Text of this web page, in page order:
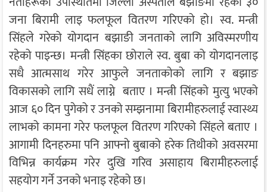
जना बिरामी लाइ फलफूल वितरण गरिएको हो। स्व. मन्त्री
सिंहले गरेको योगदान बझाङी जनताको लागि अविस्मरणीय
रहेको पाइन्छ। मन्त्री सिंहका छोराले स्व. बुबा को योगदानलाइ
सधै आत्मसाथ गरेर आफुले जनताकोको लागि र बझाङ
विकासको लागि सधैं लाग्ने बताए । मन्त्री सिंहको मुत्यु भएको
आज ६० दिन पुगेको र उनको सम्झनामा बिरामीहरुलाई स्वास्थ्य
लाभको कामना गरेर फलफूल वितरण गरिएको सिंहले बताए ।
आगामी दिनहरुमा पनि आफ्नो बुबाको हरेक तिथीको अवसरमा
विभिन्न कार्यक्रम गरेर दुखि गरिव असाहाय बिरामीहरुलाई
सहयोग गर्ने उनको भनाइ रहेको छ।